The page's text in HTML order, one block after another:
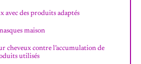
avec des produits adaptés
maison
cheveux contre l’accumulation de
utilisés